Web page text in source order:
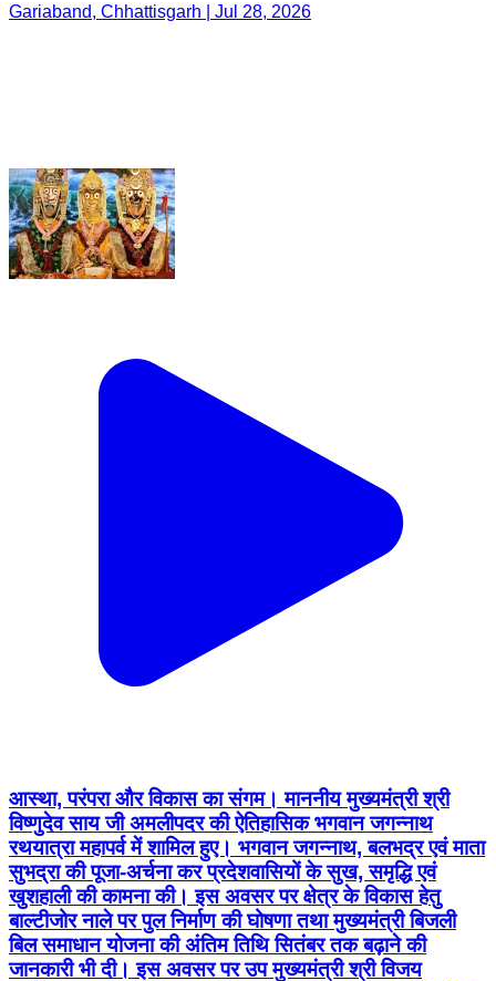
Gariaband, Chhattisgarh | Jul 28, 2026
आस्था, परंपरा और विकास का संगम। माननीय मुख्यमंत्री श्री
बाल्टीजोर नाले पर पुल निर्माण की घोषणा तथा मुख्यमंत्री बिजली
बिल समाधान योजना की अंतिम तिथि सितंबर तक बढ़ाने की
जानकारी भी दी। इस अवसर पर उप मुख्यमंत्री श्री विजय
शर्मा,विधायक श्री रोहित साहू जिला पंचायत अध्यक्ष श्री गौरीशंकर
कश्यप सहित मंदिर संचालक एवं आयोजक श्री युवराज पांडे जी
सहित ग्रामीणजन उपस्थित रहे। #AmlipadarRathYatra
#JagannathRathYatra #VishnuDeoSai
#Gariyaband #Chhattisgarh